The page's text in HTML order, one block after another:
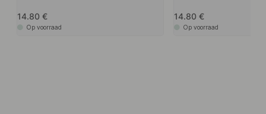
14.80
Op voorraad
14.80
Op voorraad